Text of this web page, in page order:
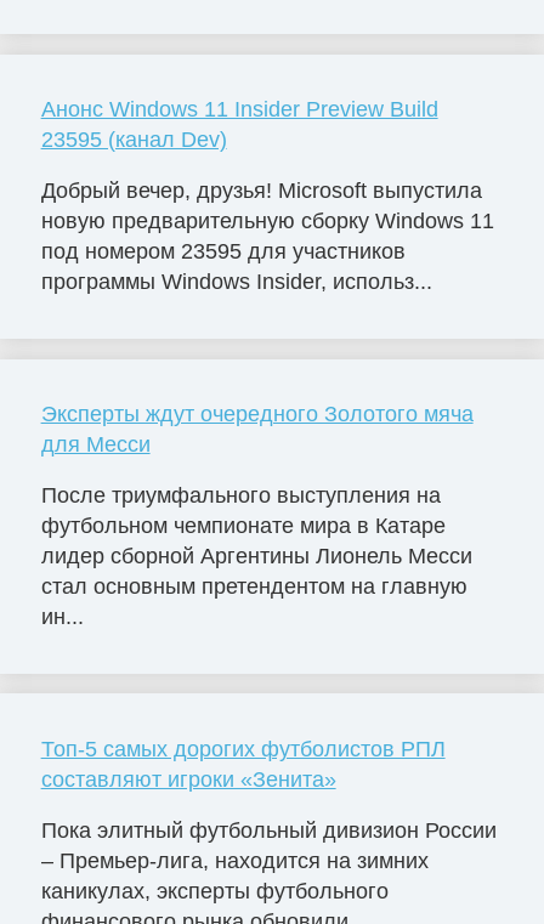
Анонс Windows 11 Insider Preview Build
23595 (канал Dev)
Добрый вечер, друзья! Microsoft выпустила
новую предварительную сборку Windows 11
под номером 23595 для участников
программы Windows Insider, использ...
Эксперты ждут очередного Золотого мяча
для Месси
После триумфального выступления на
футбольном чемпионате мира в Катаре
лидер сборной Аргентины Лионель Месси
стал основным претендентом на главную
ин...
Топ-5 самых дорогих футболистов РПЛ
составляют игроки «Зенита»
Пока элитный футбольный дивизион России
– Премьер-лига, находится на зимних
каникулах, эксперты футбольного